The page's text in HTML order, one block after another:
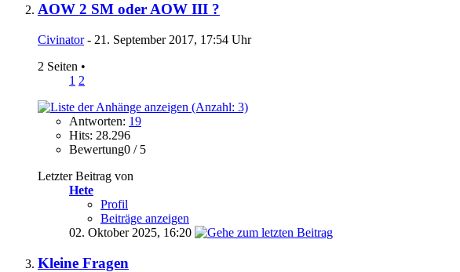
AOW 2 SM oder AOW III ?
Civinator- 21. September 2017, 17:54 Uhr
2 Seiten •
1 2
Antworten: 19
Hits: 28.296
Bewertung0 / 5
Letzter Beitrag von
Hete
Profil
Beiträge anzeigen
02. Oktober 2025, 16:20
Kleine Fragen